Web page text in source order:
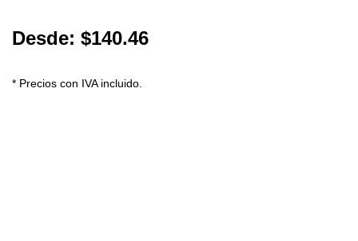
Desde: $140.46
* Precios con IVA incluido.